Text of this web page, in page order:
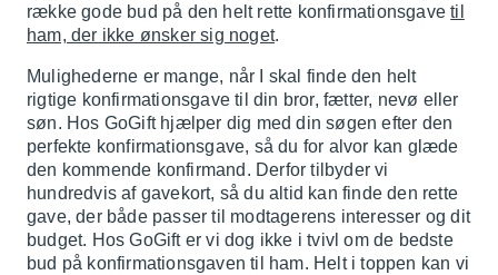
række gode bud på den helt rette konfirmationsgavetil
ham, der ikke ønsker sig noget.
Mulighederne er mange, når I skal finde den helt
rigtige konfirmationsgave til din bror, fætter, nevø eller
søn. Hos GoGift hjælper dig med din søgen efter den
perfekte konfirmationsgave, så du for alvor kan glæde
den kommende konfirmand. Derfor tilbyder vi
hundredvis af gavekort, så du altid kan finde den rette
gave, der både passer til modtagerens interesser og dit
budget. Hos GoGift er vi dog ikke i tvivl om de bedste
bud på konfirmationsgaven til ham. Helt i toppen kan vi